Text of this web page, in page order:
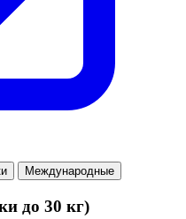
Международные
до 30 кг)